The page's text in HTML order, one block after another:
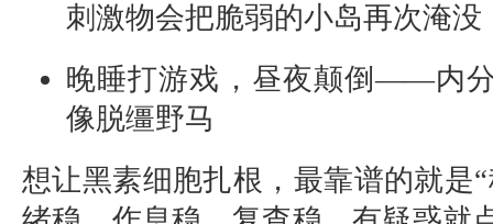
刺激物会把脆弱的小岛再次淹没
晚睡打游戏，昼夜颠倒——内
像脱缰野马
想让黑素细胞扎根，最靠谱的就是